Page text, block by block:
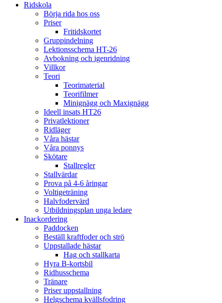
Ridskola
Börja rida hos oss
Priser
Fritidskortet
Gruppindelning
Lektionsschema HT-26
Avbokning och igenridning
Villkor
Teori
Teorimaterial
Teorifilmer
Minignägg och Maxignägg
Ideell insats HT26
Privatlektioner
Ridläger
Våra hästar
Våra ponnys
Skötare
Stallregler
Stallvärdar
Prova på 4-6 åringar
Voltigeträning
Halvfodervärd
Utbildningsplan unga ledare
Inackordering
Paddocken
Beställ kraftfoder och strö
Uppstallade hästar
Hag och stallkarta
Hyra B-kortsbil
Ridhusschema
Tränare
Priser uppstallning
Helgschema kvällsfodring